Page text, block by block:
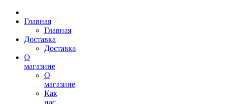
Главная
Главная
Доставка
Доставка
О
магазине
О
магазине
Как
нас